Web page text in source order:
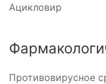
Ацикловир
Противовирусное